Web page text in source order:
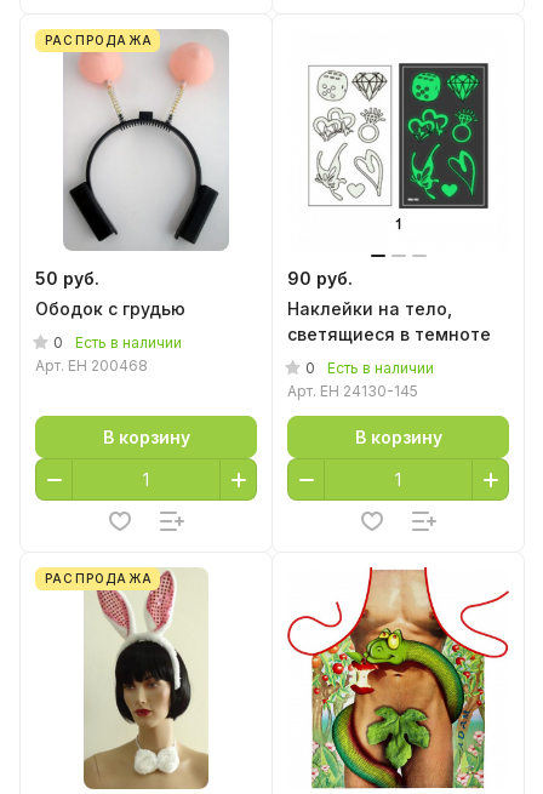
РАСПРОДАЖА
50 руб.
Ободок с грудью
0
Есть в наличии
Арт. EH 200468
В корзину
90 руб.
Наклейки на тело,
светящиеся в темноте
0
Есть в наличии
Арт. EH 24130-145
В корзину
РАСПРОДАЖА